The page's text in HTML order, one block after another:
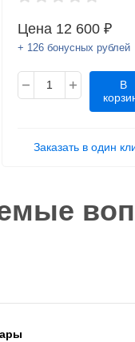
License Named Level 3
- 99
Цена 12 600 ₽
+ 126 бонусных рублей
В
Заказать в один